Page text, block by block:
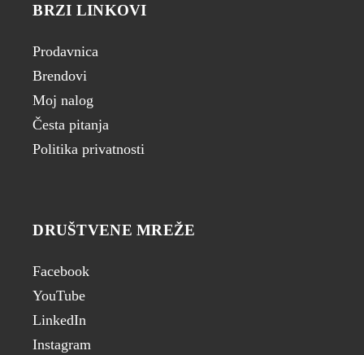
BRZI LINKOVI
Prodavnica
Brendovi
Moj nalog
Česta pitanja
Politika privatnosti
DRUŠTVENE MREŽE
Facebook
YouTube
LinkedIn
Instagram